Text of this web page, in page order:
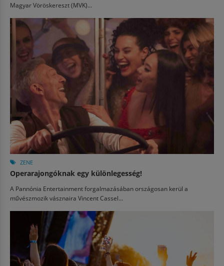
Magyar Vöröskereszt (MVK)...
ZENE
Operarajongóknak egy különlegesség!
A Pannónia Entertainment forgalmazásában országosan kerül a
művészmozik vásznaira Vincent Cassel...